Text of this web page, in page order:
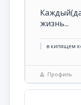
жизнь...
в кипящем
Профиль